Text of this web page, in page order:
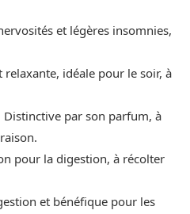
et légères insomnies,
idéale pour le soir, à
par son parfum, à
pour la digestion, à récolter
et bénéfique pour les